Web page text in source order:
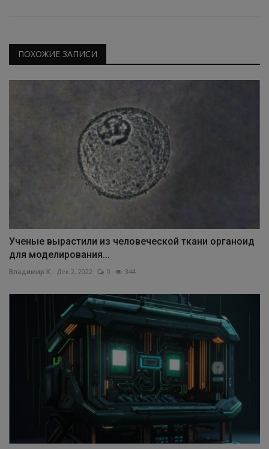
ПОХОЖИЕ ЗАПИСИ
Ученые вырастили из человеческой ткани органоид
для моделирования...
Владимир К. Дек 2, 2022 0 344